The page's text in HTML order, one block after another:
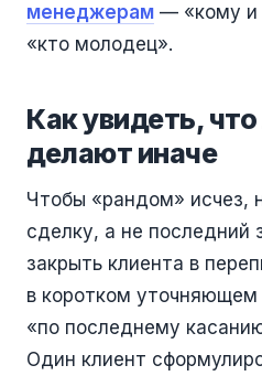
менеджерам — «кому и
«кто молодец».
Как увидеть,
делают иначе
Чтобы «рандом» исчез,
сделку, а не последний
закрыть клиента в
в коротком
«по последнему
Один клиент